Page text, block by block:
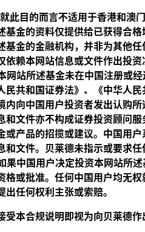
此目的而言不适用于香港和
基金的资料仅提供给已获得合
基金的金融机构，并非为其他
依赖本网站信息或文件作出投
网站所述基金未在中国注册或
民共和国证券法》、《中华人
内向中国用户投资者发出认购所
和文件亦不构成证券投资顾问
或产品的招揽或建议。中国用
和文件。贝莱德未指示或要求
果中国用户决定投资本网站所
格或批准。任何中国用户均无
任何权利主张或索赔。
受本合规说明即视为向贝莱德作
用）。
的成立日期。
日期
货币
别